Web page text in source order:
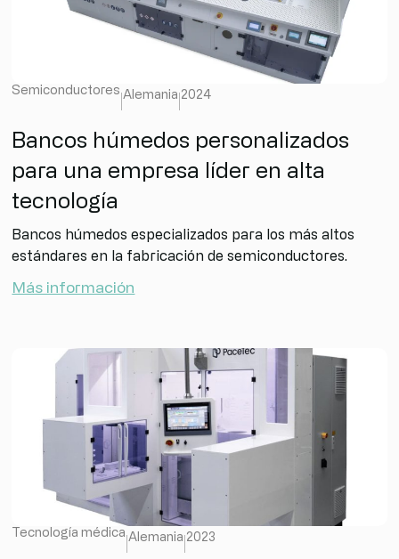
Semiconductores Alemania 2024
Bancos húmedos personalizados
para una empresa líder en alta
tecnología
Bancos húmedos especializados para los más altos
estándares en la fabricación de semiconductores.
Más información
Tecnología médica Alemania 2023